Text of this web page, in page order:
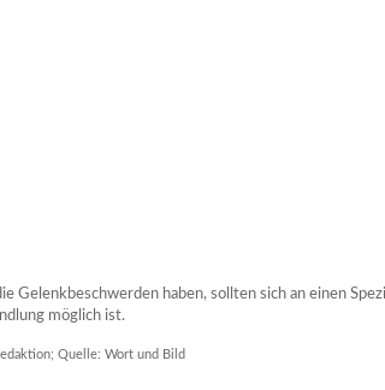
Gelenkbeschwerden haben, sollten sich an einen
möglich ist.
Quelle: Wort und Bild